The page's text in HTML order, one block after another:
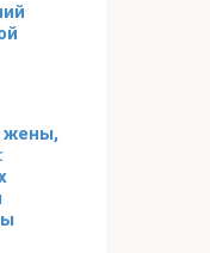
жены,